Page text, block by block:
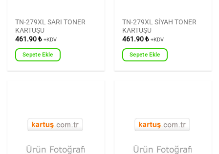
TN-279XL SARI TONER
KARTUŞU
461.90₺ +KDV
Sepete Ekle
TN-279XL SİYAH TONER
KARTUŞU
461.90₺ +KDV
Sepete Ekle